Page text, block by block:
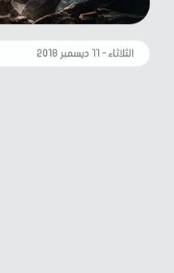
الثلاثاء - ١١ ديسمبر ٢٠١٨